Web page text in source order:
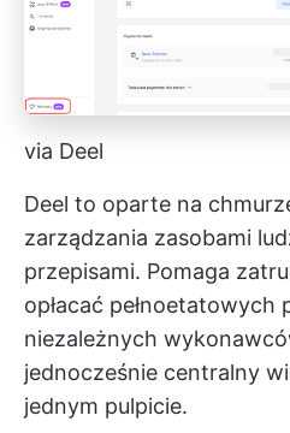
via Deel
Deel to oparte na
zarządzania zasobami
przepisami. Pomaga
opłacać pełnoetatowych
niezależnych
jednocześnie centralny
jednym pulpicie.